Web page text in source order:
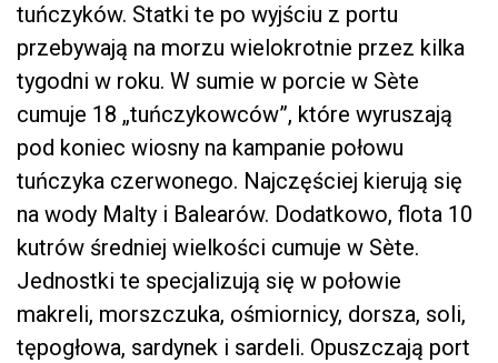
tuńczyków. Statki te po wyjściu z portu
przebywają na morzu wielokrotnie przez kilka
tygodni w roku. W sumie w porcie w Sète
cumuje 18 „tuńczykowców”, które wyruszają
pod koniec wiosny na kampanie połowu
tuńczyka czerwonego. Najczęściej kierują się
na wody Malty i Balearów. Dodatkowo, flota 10
kutrów średniej wielkości cumuje w Sète.
Jednostki te specjalizują się w połowie
makreli, morszczuka, ośmiornicy, dorsza, soli,
tępogłowa, sardynek i sardeli. Opuszczają port